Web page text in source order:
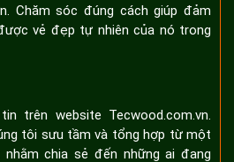
Chăm sóc đúng cách giúp đảm
vẻ đẹp tự nhiên của nó trong
trên website Tecwood.com.vn.
tôi sưu tầm và tổng hợp từ một
chia sẻ đến những ai đang